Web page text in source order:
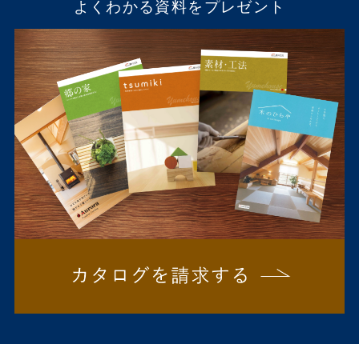
よくわかる資料をプレゼント